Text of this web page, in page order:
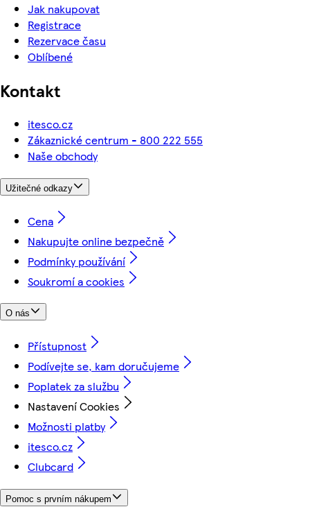
Jak nakupovat
Registrace
Rezervace času
Oblíbené
Kontakt
itesco.cz
Zákaznické centrum - 800 222 555
Naše obchody
Užitečné odkazy
Cena
Nakupujte online bezpečně
Podmínky používání
Soukromí a cookies
O nás
Přístupnost
Podívejte se, kam doručujeme
Poplatek za službu
Nastavení Cookies
Možnosti platby
itesco.cz
Clubcard
Pomoc s prvním nákupem